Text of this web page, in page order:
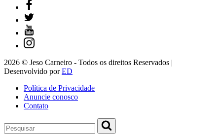
2026 © Jeso Carneiro - Todos os direitos Reservados |
Desenvolvido porED
Política de Privacidade
Anuncie conosco
Contato